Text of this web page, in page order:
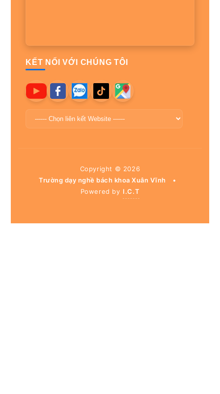
KẾT NỐI VỚI CHÚNG TÔI
Copyright © 2026
Trường dạy nghề bách khoa Xuân Vĩnh
•
Powered by I.C.T